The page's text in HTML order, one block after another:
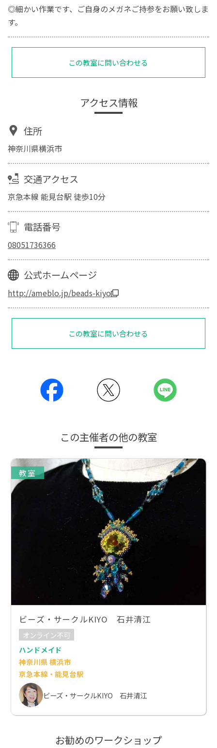
◎細かい作業です、ご自身のメガネご持参をお願い致しま
す。
この教室に問い合わせる
アクセス情報
住所
神奈川県横浜市
交通アクセス
京急本線 能見台駅 徒歩10分
電話番号
08051736366
公式ホームページ
http://ameblo.jp/beads-kiyo
この教室に問い合わせる
この主催者の他の教室
教室
ビーズ・サークルKIYO 石井清江
オンライン不可
ハンドメイド
神奈川県 横浜市
京急本線・能見台駅
ビーズ・サークルKIYO 石井清江
お勧めのワークショップ